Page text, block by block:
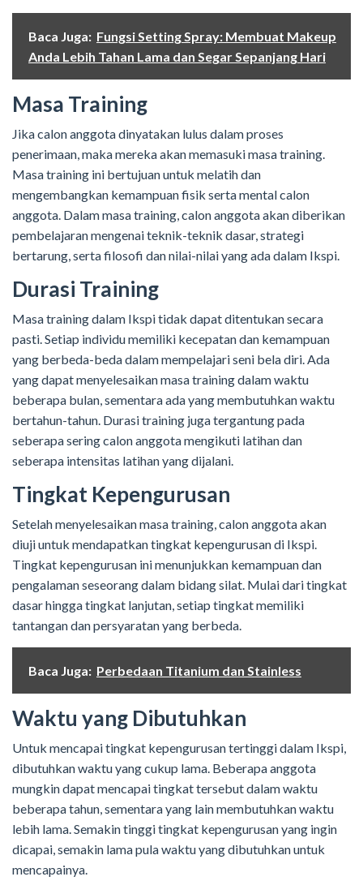
Baca Juga: Fungsi Setting Spray: Membuat Makeup
Anda Lebih Tahan Lama dan Segar Sepanjang Hari
Masa Training
Jika calon anggota dinyatakan lulus dalam proses
penerimaan, maka mereka akan memasuki masa training.
Masa training ini bertujuan untuk melatih dan
mengembangkan kemampuan fisik serta mental calon
anggota. Dalam masa training, calon anggota akan diberikan
pembelajaran mengenai teknik-teknik dasar, strategi
bertarung, serta filosofi dan nilai-nilai yang ada dalam Ikspi.
Durasi Training
Masa training dalam Ikspi tidak dapat ditentukan secara
pasti. Setiap individu memiliki kecepatan dan kemampuan
yang berbeda-beda dalam mempelajari seni bela diri. Ada
yang dapat menyelesaikan masa training dalam waktu
beberapa bulan, sementara ada yang membutuhkan waktu
bertahun-tahun. Durasi training juga tergantung pada
seberapa sering calon anggota mengikuti latihan dan
seberapa intensitas latihan yang dijalani.
Tingkat Kepengurusan
Setelah menyelesaikan masa training, calon anggota akan
diuji untuk mendapatkan tingkat kepengurusan di Ikspi.
Tingkat kepengurusan ini menunjukkan kemampuan dan
pengalaman seseorang dalam bidang silat. Mulai dari tingkat
dasar hingga tingkat lanjutan, setiap tingkat memiliki
tantangan dan persyaratan yang berbeda.
Baca Juga: Perbedaan Titanium dan Stainless
Waktu yang Dibutuhkan
Untuk mencapai tingkat kepengurusan tertinggi dalam Ikspi,
dibutuhkan waktu yang cukup lama. Beberapa anggota
mungkin dapat mencapai tingkat tersebut dalam waktu
beberapa tahun, sementara yang lain membutuhkan waktu
lebih lama. Semakin tinggi tingkat kepengurusan yang ingin
dicapai, semakin lama pula waktu yang dibutuhkan untuk
mencapainya.